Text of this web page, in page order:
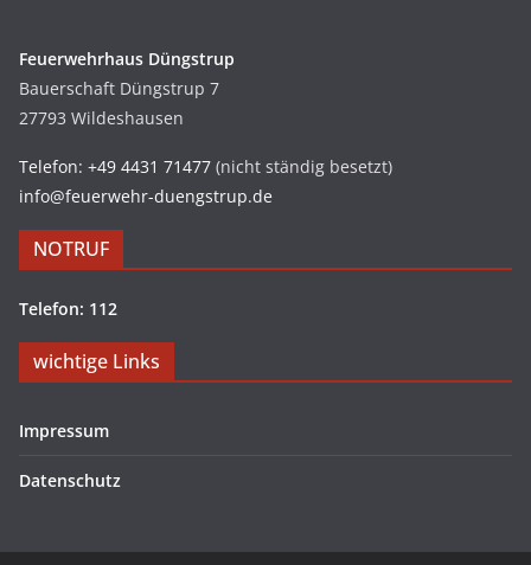
Feuerwehrhaus Düngstrup
Bauerschaft Düngstrup 7
27793 Wildeshausen
Telefon: +49 4431 71477 (nicht ständig besetzt)
info@feuerwehr-duengstrup.de
NOTRUF
Telefon: 112
wichtige Links
Impressum
Datenschutz